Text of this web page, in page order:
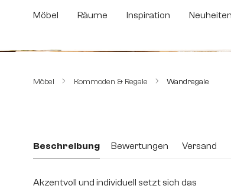
Hauptinhalt springen
Zur Suche springen
Zur Hauptnavigation springen
Möbel Räume Inspiration Neuheiten
Möbel Kommoden & Regale Wandregale
Beschreibung Bewertungen Versand
Akzentvoll und individuell setzt sich das